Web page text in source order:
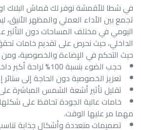
في شطا للأقمشة نوفر لك قماش البلاك
تجمع بين الأداء العملي والمظهر الأنيق،
اليومي في مختلف المساحات دون التأثير
الداخلي، حيث نحرص على تقديم خامات
حيث التحكم في الإضاءة والخصوصية، ومن
حجب الضوء بنسبة 100% لراحة أكبر داخل الغرفة.
تعزيز الخصوصية دون الحاجة إلى ستائر
تقليل تأثير أشعة الشمس المباشرة
خامات عالية الجودة تحافظ على شكلها
مهما مر عليها الوقت.
تصميمات متعددة وأشكال جذابة